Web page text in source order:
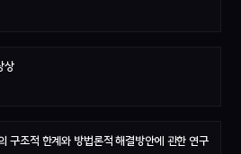
상
구조적 한계와 방법론적 해결방안에 관한 연구